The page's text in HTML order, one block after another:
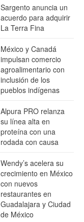
Sargento anuncia un
acuerdo para adquirir
La Terra Fina
México y Canadá
impulsan comercio
agroalimentario con
inclusión de los
pueblos indígenas
Alpura PRO relanza
su línea alta en
proteína con una
rodada con causa
Wendy’s acelera su
crecimiento en México
con nuevos
restaurantes en
Guadalajara y Ciudad
de México